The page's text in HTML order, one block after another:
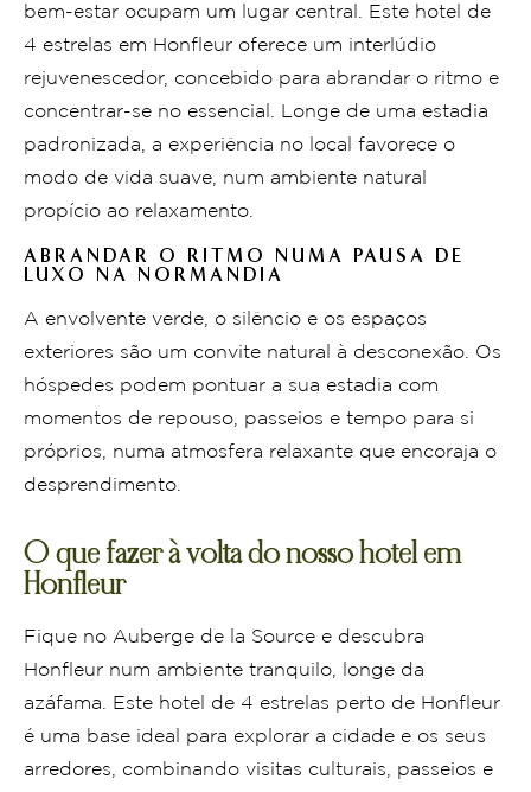
bem-estar ocupam um lugar central. Este hotel de
4 estrelas em Honfleur oferece um interlúdio
rejuvenescedor, concebido para abrandar o ritmo e
concentrar-se no essencial. Longe de uma estadia
padronizada, a experiência no local favorece o
modo de vida suave, num ambiente natural
propício ao relaxamento.
ABRANDAR O RITMO NUMA PAUSA DE
LUXO NA NORMANDIA
A envolvente verde, o silêncio e os espaços
exteriores são um convite natural à desconexão. Os
hóspedes podem pontuar a sua estadia com
momentos de repouso, passeios e tempo para si
próprios, numa atmosfera relaxante que encoraja o
desprendimento.
O que fazer à volta do nosso hotel em
Honfleur
Fique no Auberge de la Source e descubra
Honfleur num ambiente tranquilo, longe da
azáfama. Este hotel de 4 estrelas perto de Honfleur
é uma base ideal para explorar a cidade e os seus
arredores, combinando visitas culturais, passeios e